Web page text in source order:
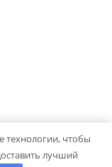
byColorMag
технологии, чтобы
лучший